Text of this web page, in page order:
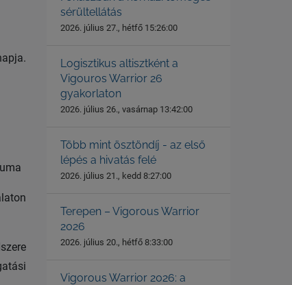
sérültellátás
2026. július 27., hétfő 15:26:00
Logisztikus altisztként a
Vigouros Warrior 26
gyakorlaton
2026. július 26., vasárnap 13:42:00
Több mint ösztöndíj - az első
lépés a hivatás felé
2026. július 21., kedd 8:27:00
Terepen – Vigorous Warrior
2026
2026. július 20., hétfő 8:33:00
Vigorous Warrior 2026: a